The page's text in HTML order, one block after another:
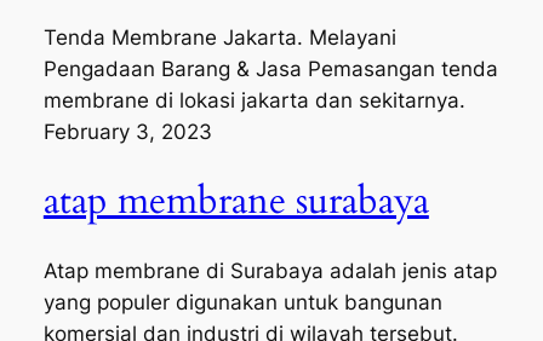
Tenda Membrane Jakarta. Melayani
Pengadaan Barang & Jasa Pemasangan tenda
membrane di lokasi jakarta dan sekitarnya.
February 3, 2023
atap membrane surabaya
Atap membrane di Surabaya adalah jenis atap
yang populer digunakan untuk bangunan
komersial dan industri di wilayah tersebut.